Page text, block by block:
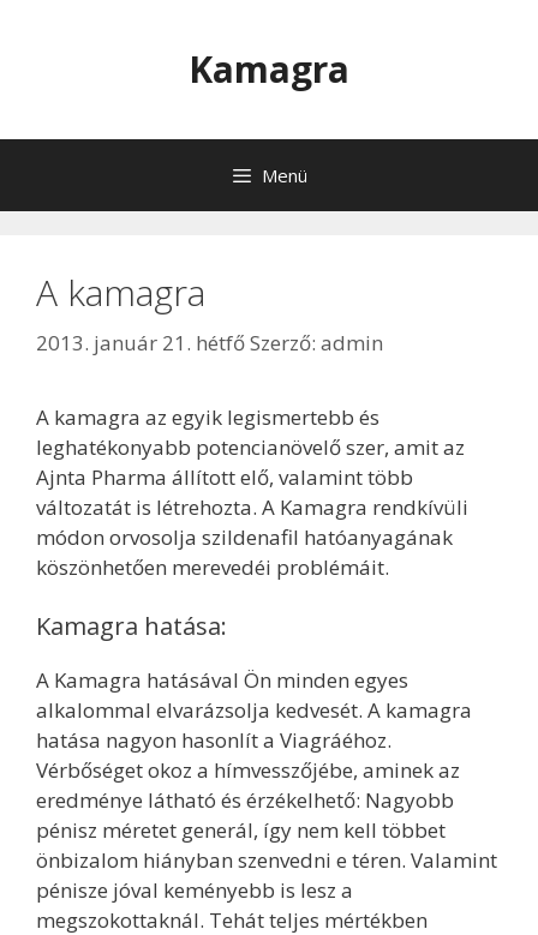
Kamagra
Menü
A kamagra
2013. január 21. hétfőSzerző: admin
A kamagra az egyik legismertebb és
leghatékonyabb potencianövelő szer, amit az
Ajnta Pharma állított elő, valamint több
változatát is létrehozta. A Kamagra rendkívüli
módon orvosolja szildenafil hatóanyagának
köszönhetően merevedéi problémáit.
Kamagra hatása:
A Kamagra hatásával Ön minden egyes
alkalommal elvarázsolja kedvesét. A kamagra
hatása nagyon hasonlít a Viagráéhoz.
Vérbőséget okoz a hímvesszőjébe, aminek az
eredménye látható és érzékelhető: Nagyobb
pénisz méretet generál, így nem kell többet
önbizalom hiányban szenvedni e téren. Valamint
pénisze jóval keményebb is lesz a
megszokottaknál. Tehát teljes mértékben